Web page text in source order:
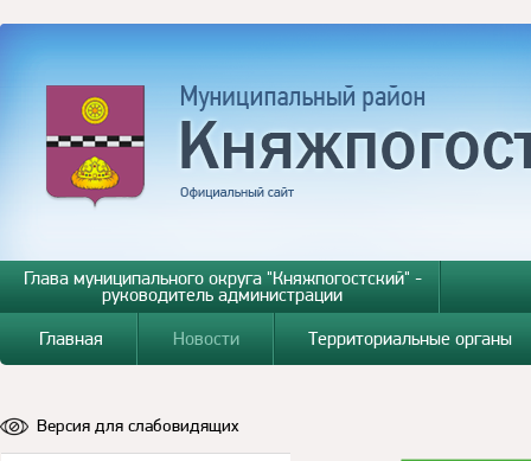
Глава муниципального округа "Княжпогостский" -
руководитель администрации
Главная
Новости Территориальные органы
Версия для слабовидящих